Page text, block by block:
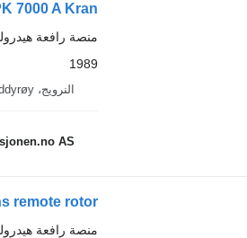
7000 A Kran
منصة رافعة
1989
النرويج، Norddyrøy
AS
remote rotor
منصة رافعة